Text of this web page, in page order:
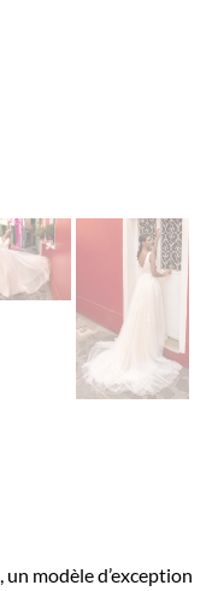
, un modèle d’exception